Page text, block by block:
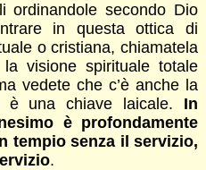
ordinandole secondo Dio
in questa ottica di
o cristiana, chiamatela
visione spirituale totale
vedete che c’è anche la
è una chiave laicale. In
è profondamente
tempio senza il servizio,
.